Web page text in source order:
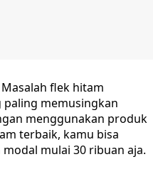
Masalah flek hitam
memusingkan
menggunakan produk
terbaik, kamu bisa
mulai 30 ribuan aja.